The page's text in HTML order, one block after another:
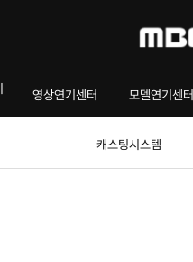
영상연기센터 모델연기센터
캐스팅시스템